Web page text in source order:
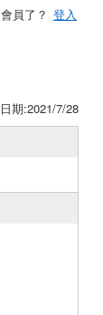
員了？ 登入
期:2021/7/28